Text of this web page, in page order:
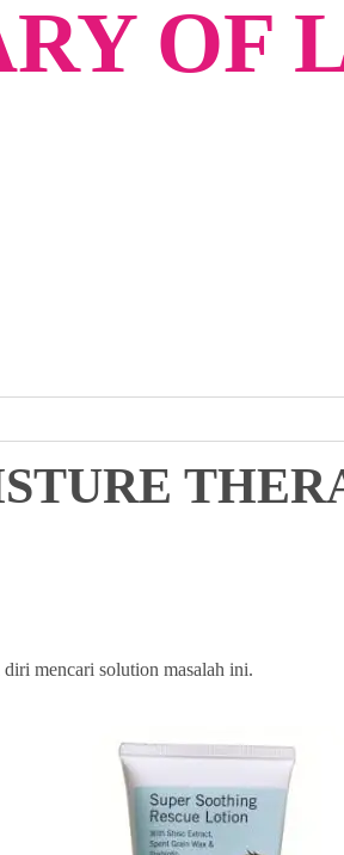
OF
mencari solution masalah ini.